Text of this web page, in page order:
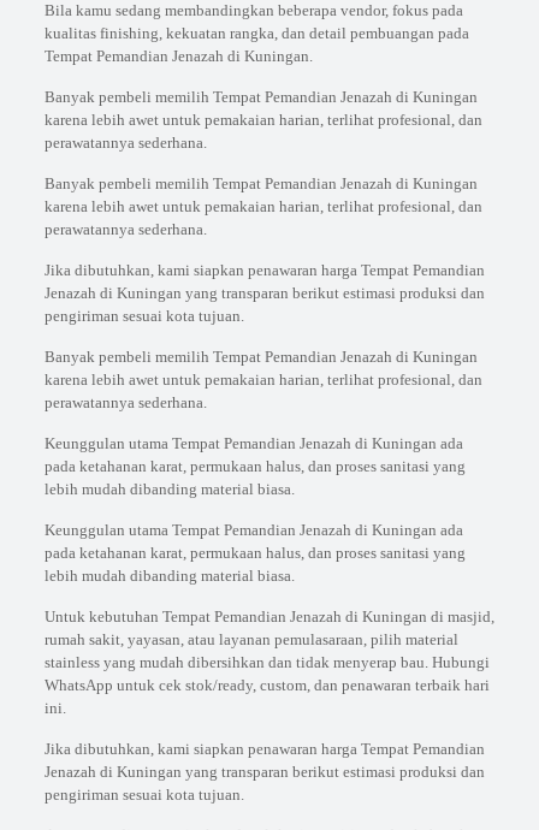
Bila kamu sedang membandingkan beberapa vendor, fokus pada
kualitas finishing, kekuatan rangka, dan detail pembuangan pada
Tempat Pemandian Jenazah di Kuningan.
Banyak pembeli memilih Tempat Pemandian Jenazah di Kuningan
karena lebih awet untuk pemakaian harian, terlihat profesional, dan
perawatannya sederhana.
Banyak pembeli memilih Tempat Pemandian Jenazah di Kuningan
karena lebih awet untuk pemakaian harian, terlihat profesional, dan
perawatannya sederhana.
Jika dibutuhkan, kami siapkan penawaran harga Tempat Pemandian
Jenazah di Kuningan yang transparan berikut estimasi produksi dan
pengiriman sesuai kota tujuan.
Banyak pembeli memilih Tempat Pemandian Jenazah di Kuningan
karena lebih awet untuk pemakaian harian, terlihat profesional, dan
perawatannya sederhana.
Keunggulan utama Tempat Pemandian Jenazah di Kuningan ada
pada ketahanan karat, permukaan halus, dan proses sanitasi yang
lebih mudah dibanding material biasa.
Keunggulan utama Tempat Pemandian Jenazah di Kuningan ada
pada ketahanan karat, permukaan halus, dan proses sanitasi yang
lebih mudah dibanding material biasa.
Untuk kebutuhan Tempat Pemandian Jenazah di Kuningan di masjid,
rumah sakit, yayasan, atau layanan pemulasaraan, pilih material
stainless yang mudah dibersihkan dan tidak menyerap bau. Hubungi
WhatsApp untuk cek stok/ready, custom, dan penawaran terbaik hari
ini.
Jika dibutuhkan, kami siapkan penawaran harga Tempat Pemandian
Jenazah di Kuningan yang transparan berikut estimasi produksi dan
pengiriman sesuai kota tujuan.